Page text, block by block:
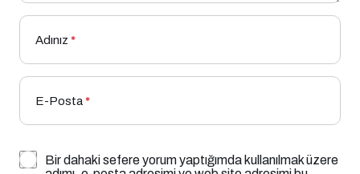
Adınız *
E-Posta*
Bir dahaki sefere yorum yaptığımda kullanılmak üzere